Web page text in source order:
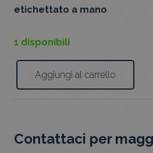
etichettato a mano.
1 disponibili
Foulard
Aggiungi al carrello
Contattaci per